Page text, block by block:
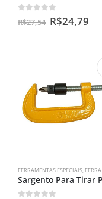
out of 5
R$27,54 R$24,79
FERRAMENTAS ESPECIAIS, FERRAMENTAS PARA FILTROS CENTRÍFUGO